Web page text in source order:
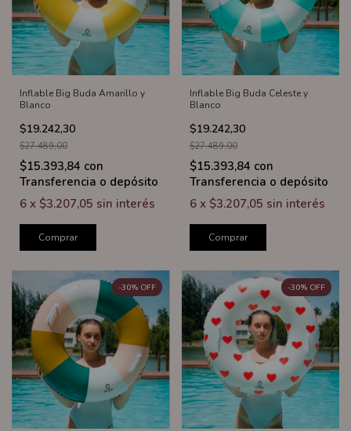
Inflable Big Buda Amarillo y
Blanco
$19.242,30
$27.489,00
$15.393,84 con
Transferencia o depósito
6 x $3.207,05 sin interés
Comprar
Inflable Big Buda Celeste y
Blanco
$19.242,30
$27.489,00
$15.393,84 con
Transferencia o depósito
6 x $3.207,05 sin interés
Comprar
-30% OFF -30% OFF